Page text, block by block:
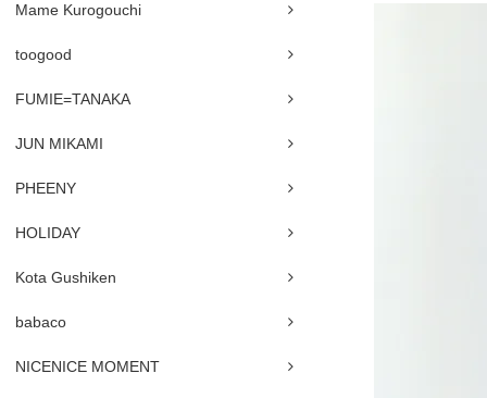
Mame Kurogouchi
toogood
FUMIE=TANAKA
JUN MIKAMI
PHEENY
HOLIDAY
Kota Gushiken
babaco
NICENICE MOMENT